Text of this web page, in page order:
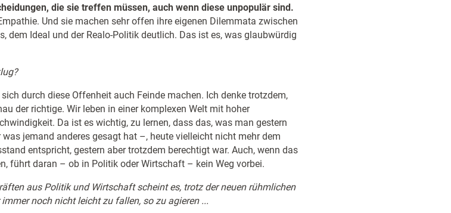
die sie treffen müssen, auch wenn diese unpopulär sind.
Und sie machen sehr offen ihre eigenen Dilemmata zwischen
dem Ideal und der Realo-Politik deutlich. Das ist es, was glaubwürdig
durch diese Offenheit auch Feinde machen. Ich denke trotzdem,
der richtige. Wir leben in einer komplexen Welt mit hoher
Da ist es wichtig, zu lernen, dass das, was man gestern
jemand anderes gesagt hat –, heute vielleicht nicht mehr dem
entspricht, gestern aber trotzdem berechtigt war. Auch, wenn das
führt daran – ob in Politik oder Wirtschaft – kein Weg vorbei.
aus Politik und Wirtschaft scheint es, trotz der neuen rühmlichen
noch nicht leicht zu fallen, so zu agieren ...